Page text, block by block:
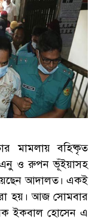
মামলায় বহিষ্কৃত
ও রুপন ভূঁইয়াসহ
আদালত। একই
হয়। আজ সোমবার
ইকবাল হোসেন এ